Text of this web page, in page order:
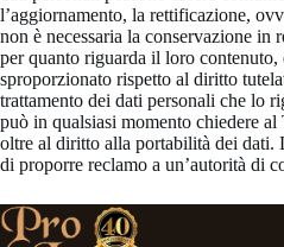
l’aggiornamento, la rettificazione,
non è necessaria la conservazione in
per quanto riguarda il loro
sproporzionato rispetto al diritto
trattamento dei dati personali che lo
può in qualsiasi momento chiedere
oltre al diritto alla portabilità dei dati.
di proporre reclamo a un’autorità di